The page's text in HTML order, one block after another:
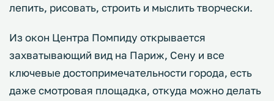
лепить, рисовать, строить и мыслить творчески.
Из окон Центра Помпиду открывается
захватывающий вид на Париж, Сену и все
ключевые достопримечательности города, есть
даже смотровая площадка, откуда можно делать